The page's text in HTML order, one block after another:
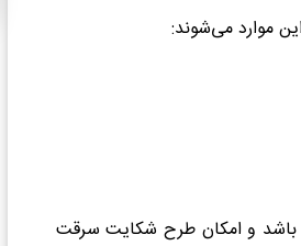
موارد می‌شوند:
باشد و امکان طرح شکایت سرقت